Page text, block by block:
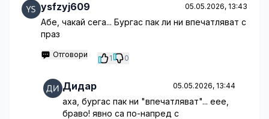
ysfzyj609 05.05.2026, 13:43
Абе, чакай сега... Бургас пак ли ни впечатляват с
праз
Отговори 1 0
Дидар 05.05.2026, 13:44
аха, бургас пак ни "впечатляват"... еее,
браво! явно са по-напред с